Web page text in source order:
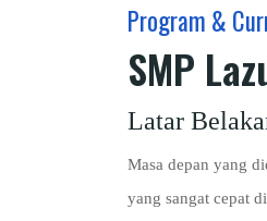
Program &
SMP
Latar
Masa depan yang
yang sangat cepat